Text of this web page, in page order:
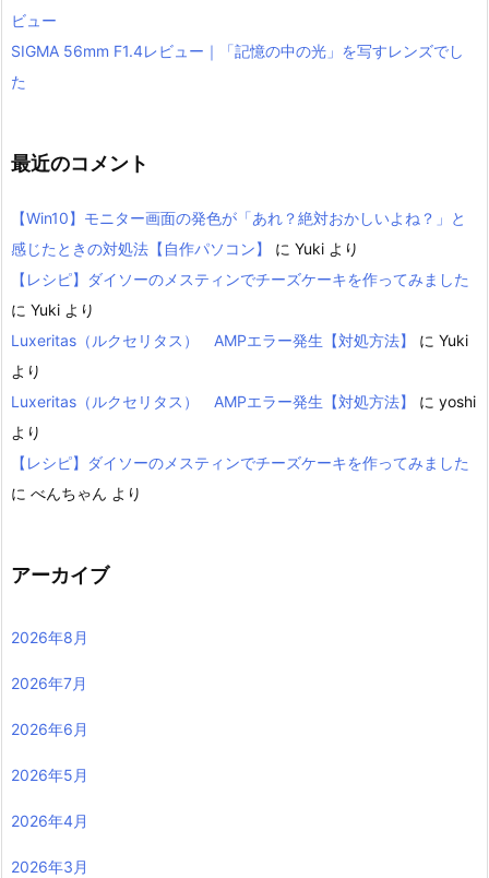
ビュー
SIGMA 56mm F1.4レビュー｜「記憶の中の光」を写すレンズでし
た
最近のコメント
【Win10】モニター画面の発色が「あれ？絶対おかしいよね？」と
感じたときの対処法【自作パソコン】
に Yuki より
【レシピ】ダイソーのメスティンでチーズケーキを作ってみました
に Yuki より
Luxeritas（ルクセリタス） AMPエラー発生【対処方法】
に Yuki
より
Luxeritas（ルクセリタス） AMPエラー発生【対処方法】
に yoshi
より
【レシピ】ダイソーのメスティンでチーズケーキを作ってみました
に べんちゃん より
アーカイブ
2026年8月
2026年7月
2026年6月
2026年5月
2026年4月
2026年3月